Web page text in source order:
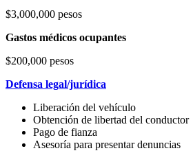
$3,000,000 pesos
Gastos médicos ocupantes
$200,000 pesos
Defensa legal/jurídica
Liberación del vehículo
Obtención de libertad del conductor
Pago de fianza
Asesoría para presentar denuncias